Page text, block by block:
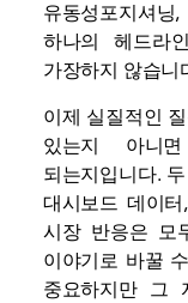
유동성포지셔
하나의 헤드라
가장하지 않습니
이제 실질적인
있는지 아니
되는지입니다.
대시보드 데이
시장 반응은 모
이야기로 바꿀
중요하지만 그